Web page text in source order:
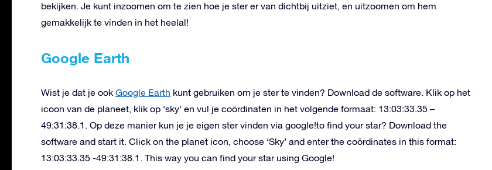
bekijken. Je kunt inzoomen om te zien hoe je ster er van dichtbij uitziet, en uitzoomen om hem
gemakkelijk te vinden in het heelal!
Google Earth
Wist je dat je ook Google Earth kunt gebruiken om je ster te vinden? Download de software. Klik op het
icoon van de planeet, klik op ‘sky’ en vul je coördinaten in het volgende formaat: 13:03:33.35 –
49:31:38.1. Op deze manier kun je je eigen ster vinden via google!to find your star? Download the
software and start it. Click on the planet icon, choose ‘Sky’ and enter the coördinates in this format:
13:03:33.35 -49:31:38.1. This way you can find your star using Google!